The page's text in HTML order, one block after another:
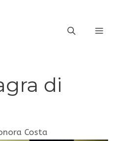
di
Costa